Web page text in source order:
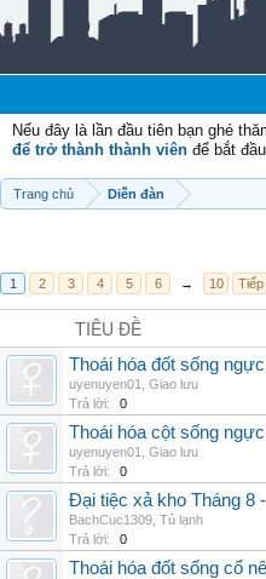
Nếu đây là lần đầu tiên bạn ghé
để trở thành thành viên để bắt
Trang chủ Diễn đàn
1 2 3 4 5 6 → 10 Tiếp
TIÊU ĐỀ
Thoái hóa đốt sống
uyenuyen01
Giao lưu
Trả lời:
0
Thoái hóa cột sống
uyenuyen01
Giao lưu
Trả lời:
0
Đại tiệc xả kho Tháng 8
BachCuc1309 Tủ lạnh
Trả lời:
0
Thoái hóa đốt sống cổ